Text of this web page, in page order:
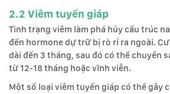
2.2 Viêm tuyến giáp
Tình trạng viêm làm phá hủy cấu trúc
đến hormone dự trữ bị rò rỉ ra ngoài.
dài đến 3 tháng, sau đó có thể chuyển
từ 12-18 tháng hoặc vĩnh viễn.
Một số loại viêm tuyến giáp có thể gây